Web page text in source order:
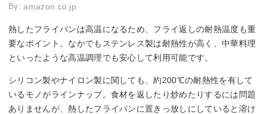
By:amazon.co.jp
熱したフライパンは高温になるため、フライ返しの耐熱温度も重
要なポイント。なかでもステンレス製は耐熱性が高く、中華料理
といったような高温調理でも安心して利用可能です。
シリコン製やナイロン製に関しても、約200℃の耐熱性を有して
いるモノがラインナップ。食材を返したり炒めたりするには問題
ありませんが、熱したフライパンに置きっ放しにしていると溶け